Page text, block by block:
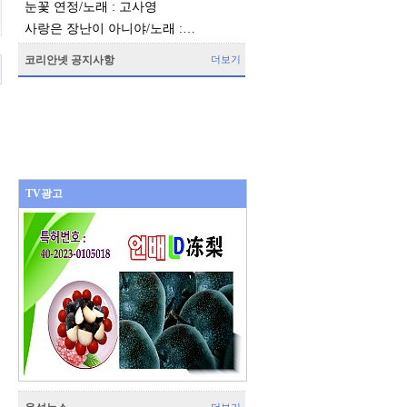
눈꽃 연정/노래 : 고사영
사랑은 장난이 아니야/노래 :…
코리안넷 공지사항 더보기
TV광고